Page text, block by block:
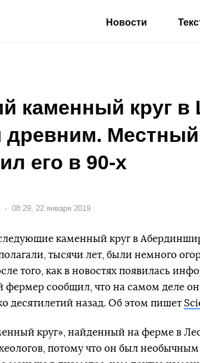
Новости
каменный круг в
древним.
его в 90-х
Дата:
08:29, 22 января 2019
каменный круг в
тысячи лет, были немного
того, как в новостях появилась
фермер сообщил, что на самом деле
десятилетий назад. Об этом пишет
круг», найденный на ферме в
потому что он был необычным